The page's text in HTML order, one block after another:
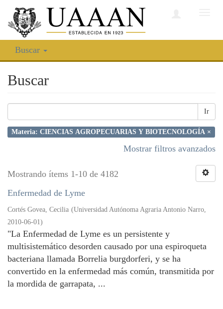
Buscar
Buscar
Ir
Materia: CIENCIAS AGROPECUARIAS Y BIOTECNOLOGÍA ×
Mostrar filtros avanzados
Mostrando ítems 1-10 de 4182
Enfermedad de Lyme
Cortés Govea, Cecilia (Universidad Autónoma Agraria Antonio Narro,
2010-06-01)
"La Enfermedad de Lyme es un persistente y
multisistemático desorden causado por una espiroqueta
bacteriana llamada Borrelia burgdorferi, y se ha
convertido en la enfermedad más común, transmitida por
la mordida de garrapata, ...